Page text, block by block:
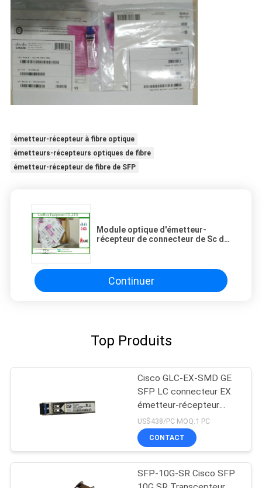
émetteur-récepteur à fibre optique
émetteurs-récepteurs optiques de fibre
émetteur-récepteur de fibre de SFP
Module optique d'émetteur-
récepteur de connecteur de Sc de
Continuer
Top Produits
Cisco GLC-EX-SMD GE
SFP LC connecteur EX
émetteur-récepteur
nouveau Original
US$438/PC MOQ:1 PC
CONTACT
SFP-10G-SR Cisco SFP